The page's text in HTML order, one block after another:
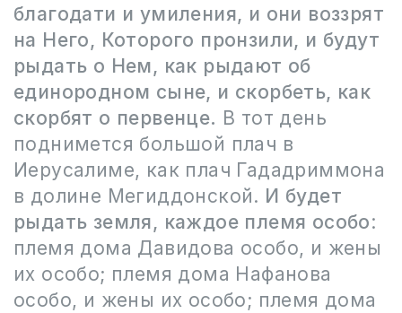
благодати и умиления, и они воззрят
на Него, Которого пронзили, и будут
рыдать о Нем, как рыдают об
единородном сыне, и скорбеть, как
скорбят о первенце. В тот день
поднимется большой плач в
Иерусалиме, как плач Гададриммона
в долине Мегиддонской. И будет
рыдать земля, каждое племя особо:
племя дома Давидова особо, и жены
их особо; племя дома Нафанова
особо, и жены их особо; племя дома